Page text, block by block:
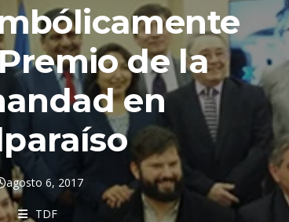
de la
en
agosto 6, 2017
TDF